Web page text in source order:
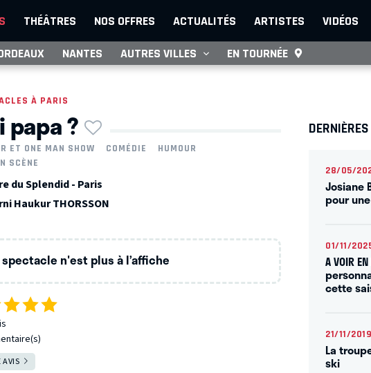
THÉÂTRES NOS OFFRES ACTUALITÉS ARTISTES VIDÉOS
NANTES AUTRES VILLES EN TOURNÉE
À PARIS
papa ?
ET ONE MAN SHOW COMÉDIE
HUMOUR
SCÈNE
du Splendid - Paris
Haukur THORSSON
spectacle n'est plus à l’affiche
AVIS
28/05/
Josiane
pour
01/11/
A VOIR
cette
21/11/2019
La
ski